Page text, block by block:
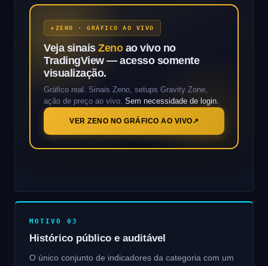
ZENO · GRÁFICO AO VIVO
Veja sinais Zeno ao vivo no
TradingView — acesso somente
visualização.
Gráfico real. Sinais Zeno, setups Gravity Zone,
ação de preço ao vivo. Sem necessidade de login.
VER ZENO NO GRÁFICO AO VIVO
MOTIVO 03
Histórico público e auditável
O único conjunto de indicadores da categoria com um